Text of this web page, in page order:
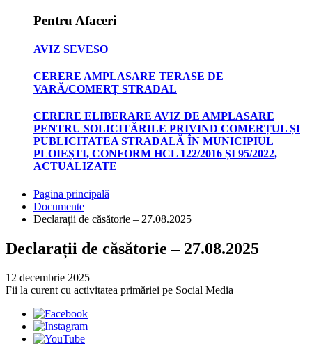
Pentru Afaceri
AVIZ SEVESO
CERERE AMPLASARE TERASE DE
VARĂ/COMERȚ STRADAL
CERERE ELIBERARE AVIZ DE AMPLASARE
PENTRU SOLICITĂRILE PRIVIND COMERȚUL ȘI
PUBLICITATEA STRADALĂ ÎN MUNICIPIUL
PLOIEȘTI, CONFORM HCL 122/2016 ȘI 95/2022,
ACTUALIZATE
Pagina principală
Documente
Declarații de căsătorie – 27.08.2025
Declarații de căsătorie – 27.08.2025
12 decembrie 2025
Fii la curent cu activitatea primăriei pe Social Media